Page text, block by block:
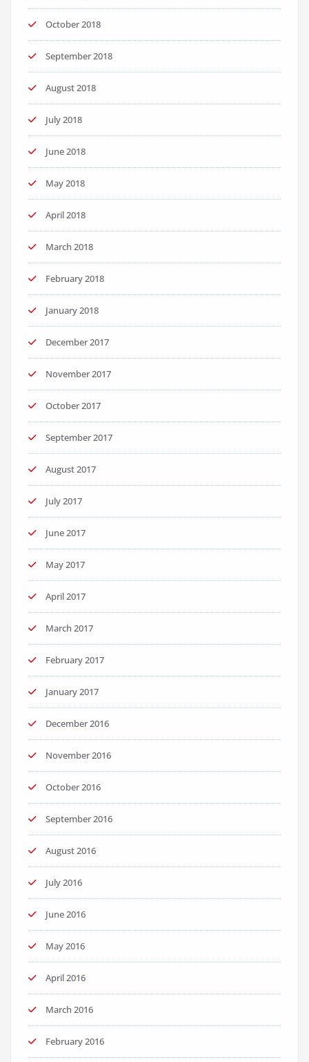
October 2018
September 2018
August 2018
July 2018
June 2018
May 2018
April 2018
March 2018
February 2018
January 2018
December 2017
November 2017
October 2017
September 2017
August 2017
July 2017
June 2017
May 2017
April 2017
March 2017
February 2017
January 2017
December 2016
November 2016
October 2016
September 2016
August 2016
July 2016
June 2016
May 2016
April 2016
March 2016
February 2016